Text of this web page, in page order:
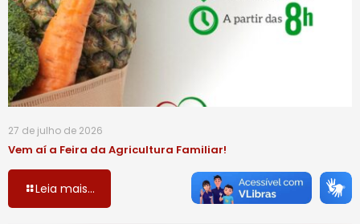
27 de julho de 2026
Vem aí a Feira da Agricultura Familiar!
Leia mais...